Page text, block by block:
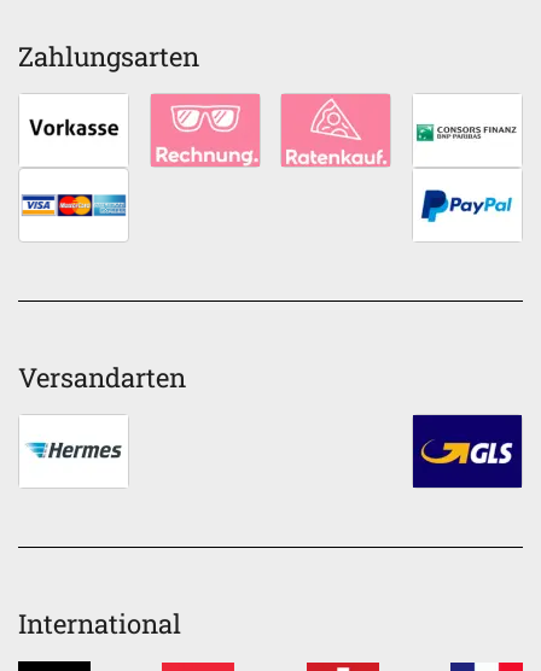
Zahlungsarten
Versandarten
International